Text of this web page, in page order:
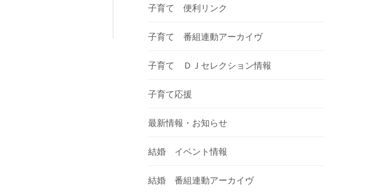
子育て 便利リンク
子育て 番組連動アーカイヴ
子育て ＤＪセレクション情報
子育て応援
最新情報・お知らせ
結婚 イベント情報
結婚 番組連動アーカイヴ